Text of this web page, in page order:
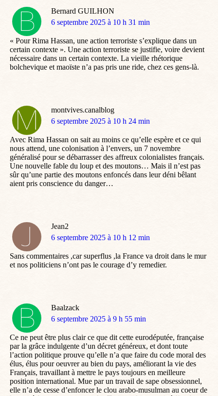
Bernard GUILHON
dit
6 septembre 2025 à 10 h 31 min
« Pour Rima Hassan, une action terroriste s’explique dans un
certain contexte ». Une action terroriste se justifie, voire devient
nécessaire dans un certain contexte. La vieille rhétorique
bolchevique et maoïste n’a pas pris une ride, chez ces gens-là.
montvives.canalblog
dit
6 septembre 2025 à 10 h 24 min
Avec Rima Hassan on sait au moins ce qu’elle espère et ce qui
nous attend, une colonisation à l’envers, un 7 novembre
généralisé pour se débarrasser des affreux colonialistes français.
Une nouvelle fable du loup et des moutons… Mais il n’est pas
sûr qu’une partie des moutons enfoncés dans leur déni bêlant
aient pris conscience du danger…
Jean2
dit
6 septembre 2025 à 10 h 12 min
Sans commentaires ,car superflus ,la France va droit dans le mur
et nos politiciens n’ont pas le courage d’y remedier.
Baalzack
dit
6 septembre 2025 à 9 h 55 min
Ce ne peut être plus clair ce que dit cette eurodéputée, française
par la grâce indulgente d’un décret généreux, et dont toute
l’action politique prouve qu’elle n’a que faire du code moral des
élus, élus pour oeuvrer au bien du pays, améliorant la vie des
Français, travaillant à mettre le pays toujours en meilleure
position international. Mue par un travail de sape obsessionnel,
elle n’a de cesse d’enfoncer le clou arabo-musulman au coeur de